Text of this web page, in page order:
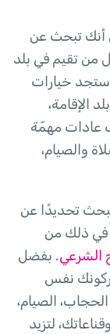
أنك تبحث عن
من تقيم في بلد
ستجد خيارات
الإقامة،
عادات مهمّة
والصيام،
تحديدًا عن
في ذلك من
الشرعي. بفضل
نفس
الحجاب، الصيام،
لتزيد